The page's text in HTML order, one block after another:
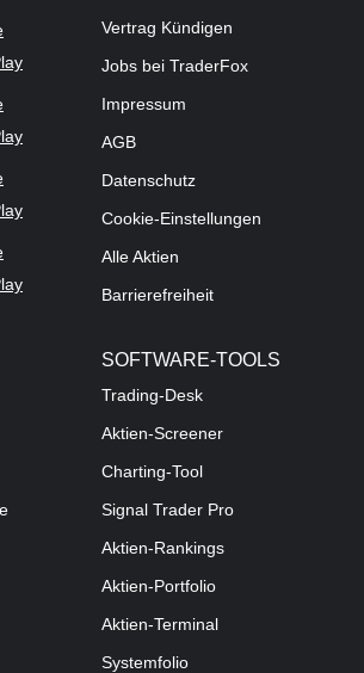
ProFeed
Vertrag Kündigen
Jobs bei TraderFox
Impressum
AGB
Datenschutz
Cookie-Einstellungen
Alle Aktien
Barrierefreiheit
SOFTWARE-TOOLS
Trading-Desk
Aktien-Screener
Charting-Tool
Signal Trader Pro
Aktien-Rankings
Aktien-Portfolio
Aktien-Terminal
Systemfolio